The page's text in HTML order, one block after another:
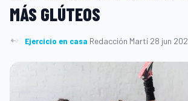
MÁS GLÚTEOS
Ejercicio en casa·Redacción Martí·28 jun